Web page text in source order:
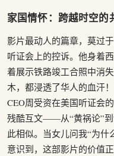
家国情怀：跨越时空的
影片最动人的篇章，莫过
听证会上的控诉。他身着
着展示铁路竣工合照中消
木，都浸透了华人的血汗
CEO周受资在美国听证会
残酷互文——从“黄祸论”到
此相似。当女儿问我“为
意识到，这部影片的价值